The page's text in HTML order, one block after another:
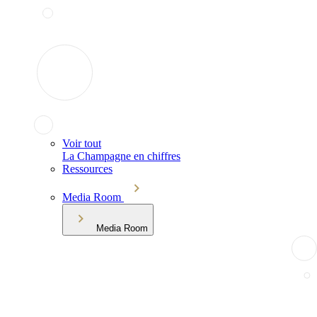
Voir tout
La Champagne en chiffres
Ressources
Media Room
Media Room